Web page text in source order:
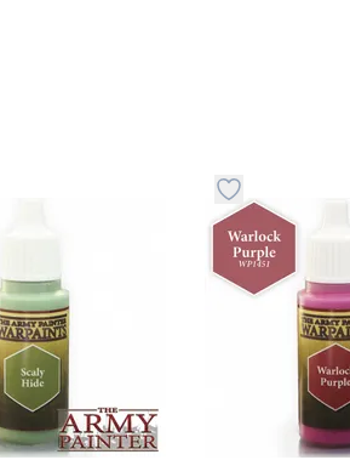
dodavanje stvari u kategoriju omiljeno
Dugme za